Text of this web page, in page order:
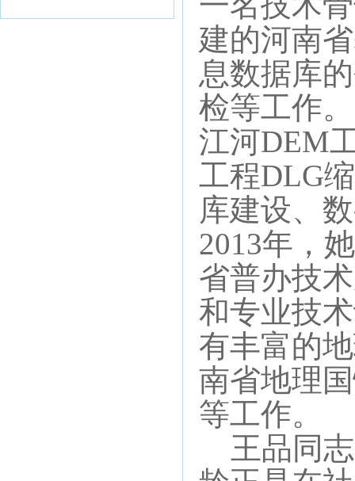
建的河南
息数据库
检等工作
江河DEM
工程DLG
库建设、
2013年，
省普办技
和专业技
有丰富的
南省地理
等工作。
王品同志